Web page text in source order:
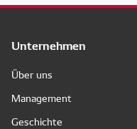
Unternehmen
Über uns
Management
Geschichte